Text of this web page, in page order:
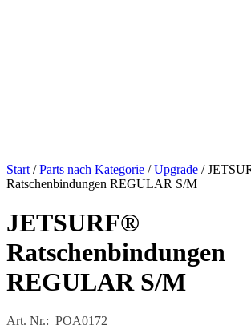
Start /Parts nach Kategorie /Upgrade /
Ratschenbindungen REGULAR S/M
JETSURF®
Ratschenbindungen
REGULAR S/M
Art. Nr.: POA0172